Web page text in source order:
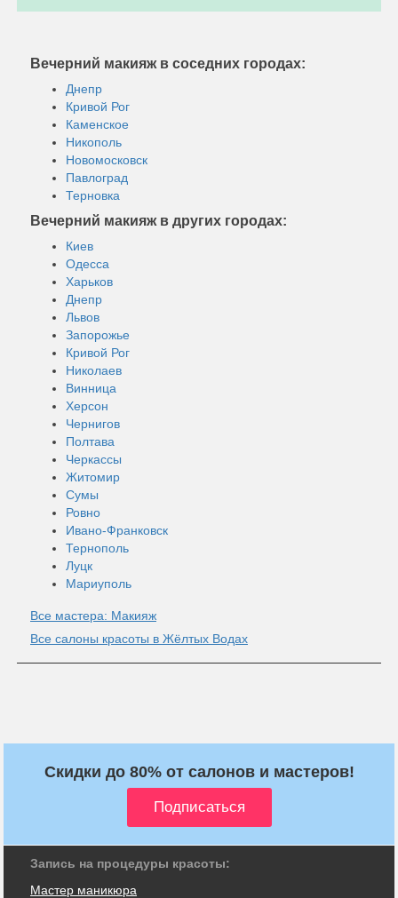
Вечерний макияж в соседних городах:
Днепр
Кривой Рог
Каменское
Никополь
Новомосковск
Павлоград
Терновка
Вечерний макияж в других городах:
Киев
Одесса
Харьков
Днепр
Львов
Запорожье
Кривой Рог
Николаев
Винница
Херсон
Чернигов
Полтава
Черкассы
Житомир
Сумы
Ровно
Ивано-Франковск
Тернополь
Луцк
Мариуполь
Все мастера: Макияж
Все салоны красоты в Жёлтых Водах
Скидки до 80% от салонов и мастеров!
Запись на процедуры красоты:
Мастер маникюра